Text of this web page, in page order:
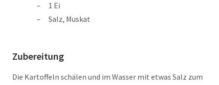
1 Ei
Salz, Muskat
Zubereitung
Die Kartoffeln schälen und im Wasser mit etwas Salz zum